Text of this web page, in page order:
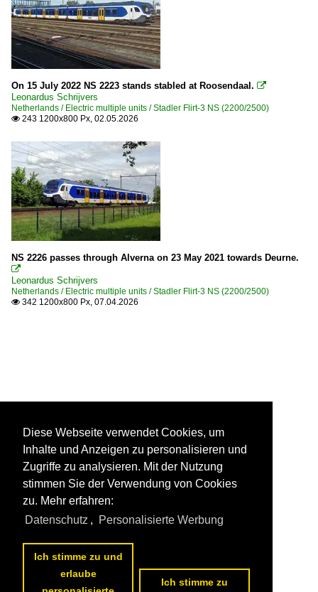
On 15 July 2022 NS 2223 stands stabled at Roosendaal. 
Leonardus Schrijvers
Netherlands / Electric multiple units / Stadler Flirt-3 NS (2200/2500)
 243 1200x800 Px, 02.05.2026
NS 2226 passes through Alverna on 23 May 2021 towards Deurne.

Leonardus Schrijvers
Netherlands / Electric multiple units / Stadler Flirt-3 NS (2200/2500)
 342 1200x800 Px, 07.04.2026
Diese Webseite verwendet Cookies, um
Inhalte und Anzeigen zu personalisieren und
Zugriffe zu analysieren. Mit der Nutzung
stimmen Sie der Verwendung von Cookies
zu. Mehr erfahren:
Datenschutz , Personalisierte Werbung
Ich stimme zu und
erlaube
Ich stimme zu